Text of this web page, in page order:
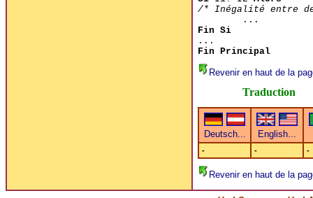
/* Inégalité entre
...
Fin Si
...
Fin Principal
Revenir en haut de la
Traduction
- - -
Revenir en haut de la